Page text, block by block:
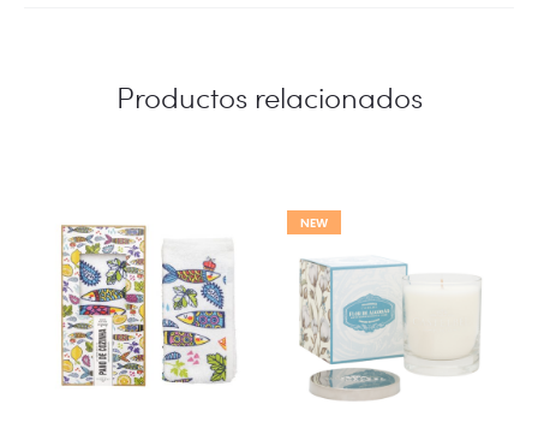
Productos relacionados
NEW